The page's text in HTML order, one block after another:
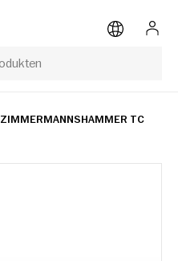
ZIMMERMANNSHAMMER TC